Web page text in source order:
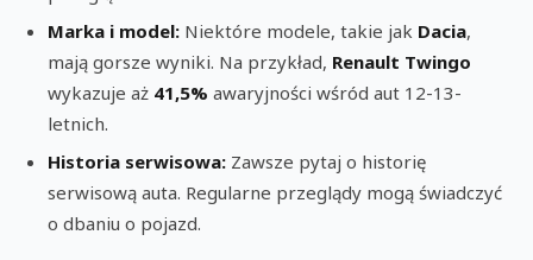
Marka i model: Niektóre modele, takie jak Dacia,
mają gorsze wyniki. Na przykład, Renault Twingo
wykazuje aż 41,5% awaryjności wśród aut 12-13-
letnich.
Historia serwisowa: Zawsze pytaj o historię
serwisową auta. Regularne przeglądy mogą świadczyć
o dbaniu o pojazd.